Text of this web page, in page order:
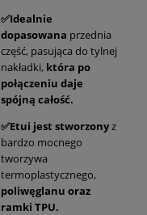
✅Idealnie
dopasowana przednia
część, pasująca do tylnej
nakładki, która po
połączeniu daje
spójną całość.
✅Etui jest stworzonyz
bardzo mocnego
tworzywa
termoplastycznego,
poliwęglanu oraz
ramki TPU.